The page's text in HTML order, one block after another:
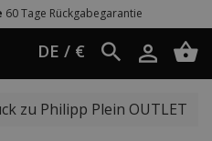
60 Tage Rückgabegarantie
DE / €
zu Philipp Plein OUTLET